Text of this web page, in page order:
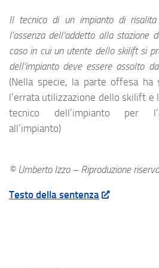
Il tecnico di un impianto di
l’assenza dell’addetto alla stazione
caso in cui un utente dello skilift si
dell’impianto deve essere assolto
(Nella specie, la parte offesa
l’errata utilizzazione dello skilift e
tecnico dell’impianto per
all’impianto)
© Umberto Izzo – Riproduzione
Testo della sentenza